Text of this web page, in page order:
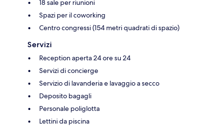
18 sale per riunioni
Spazi per il coworking
Centro congressi (154 metri quadrati di spazio)
Servizi
Reception aperta 24 ore su 24
Servizi di concierge
Servizio di lavanderia e lavaggio a secco
Deposito bagagli
Personale poliglotta
Lettini da piscina